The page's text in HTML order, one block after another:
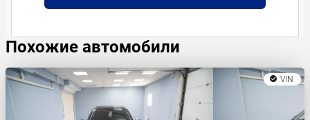
Похожие автомобили
VIN